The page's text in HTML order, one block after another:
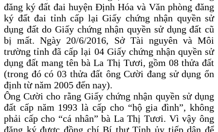
đăng ký đất đai huyện Định Hóa và Văn phòng đăng
ký đất đai tỉnh cấp lại Giấy chứng nhận quyền sử
dụng đất do Giấy chứng nhận quyền sử dụng đất cũ
bị mất. Ngày 20/6/2016, Sở Tài nguyên và Môi
trường tỉnh đã cấp lại 04 Giấy chứng nhận quyền sử
dụng đất mang tên bà La Thị Tươi, gồm 08 thửa đất
(trong đó có 03 thửa đất ông Cười đang sử dụng ổn
định từ năm 2005 đến nay).
Ông Cười cho rằng Giấy chứng nhận quyền sử dụng
đất cấp năm 1993 là cấp cho “hộ gia đình”, không
phải cấp cho “cá nhân” bà La Thị Tươi. Vì vậy ông
đăng ký được đồng chí Bí thư Tỉnh ủy tiếp dân để